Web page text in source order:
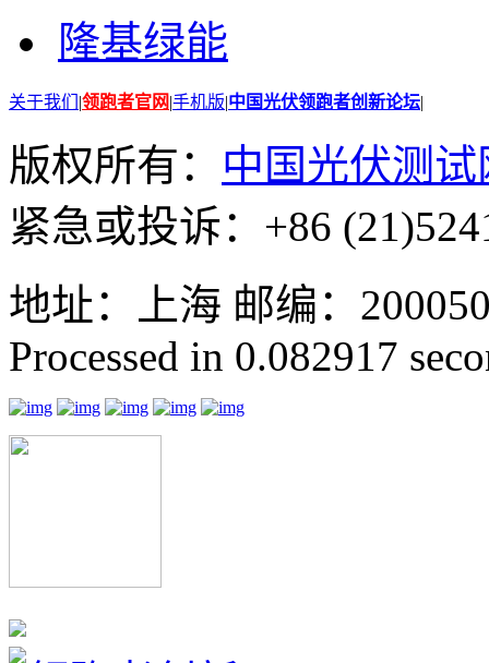
隆基绿能
关于我们 |领跑者官网|手机版|中国光伏领跑者创新论坛|
版权所有： 中国光伏测试
紧急或投诉：+86
地址：上海 邮编：
Processed in 0.082917